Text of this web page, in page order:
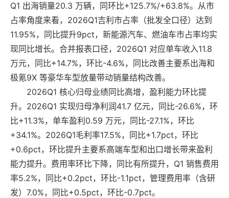
Q1 出海销量20.3 万辆，同环比+125.7%/+63.8%。从市
占率角度来看，2026Q1吉利市占率（批发全口径）达到
11.95%，同比提升9pct，新能源汽车、燃油车市占率均实
现同比增长。合并报表口径，2026Q1 对应单车收入11.8
万元，同比+14.7%，环比-4.6%，同比改善主要系出海和
极氪9X 等豪华车型放量带动销量结构改善。
2026Q1 核心归母业绩同比高增，盈利能力环比提
升。2026Q1 实现归母净利润41.7 亿元，同比-26.6%，环
比+11.3%，单车盈利0.59 万元，同比-27.1%，环比
+34.1%。2026Q1毛利率17.5%，同比+1.7pct，环比
+0.6pct，环比提升主要系高端车型和出口增长带来盈利
能力提升。费用率环比下降，同比有所提升，Q1 销售费用
率5.2%，同比+0.2pct，环比-1.1pct，管理费用率（含研
发）7.0%，同比+0.5pct，环比-0.7pct。